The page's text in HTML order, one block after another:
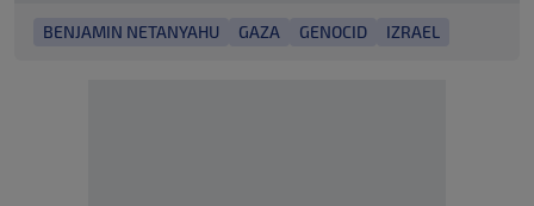
BENJAMIN NETANYAHU GAZA GENOCID IZRAEL